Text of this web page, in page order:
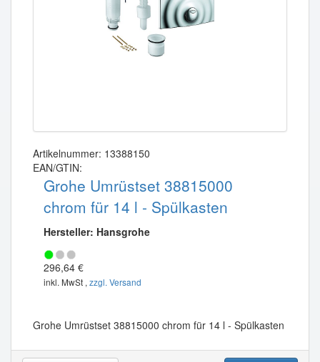
Artikelnummer: 13388150
EAN/GTIN:
Grohe Umrüstset 38815000
chrom für 14 l - Spülkasten
Hersteller: Hansgrohe
296,64 €
inkl. MwSt , zzgl. Versand
Grohe Umrüstset 38815000 chrom für 14 l - Spülkasten